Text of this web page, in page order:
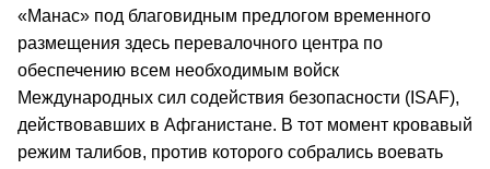
«Манас» под благовидным предлогом временного
размещения здесь перевалочного центра по
обеспечению всем необходимым войск
Международных сил содействия безопасности (ISAF),
действовавших в Афганистане. В тот момент кровавый
режим талибов, против которого собрались воевать